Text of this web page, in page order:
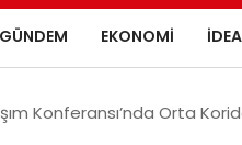
GÜNDEM EKONOMI
Konferansı’nda Orta